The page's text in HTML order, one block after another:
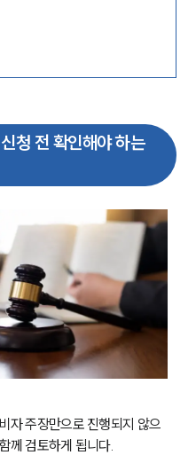
청 전 확인해야 하는
자 주장만으로 진행되지 않으
께 검토하게 됩니다.